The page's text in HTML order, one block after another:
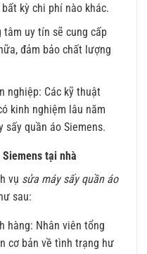
kỳ chi phí nào khác.
tâm uy tín sẽ cung cấp
đảm bảo chất lượng
nghiệp: Các kỹ thuật
kinh nghiệm lâu năm
quần áo Siemens.
tại nhà
vụ sửa máy sấy quần áo
sau:
hàng: Nhân viên tổng
cơ bản về tình trạng hư